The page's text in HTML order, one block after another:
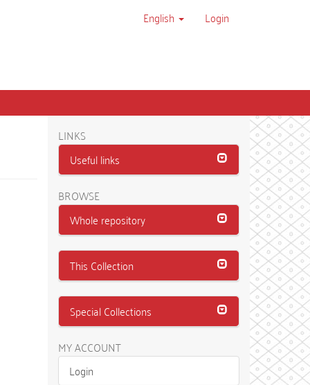
English Login
LINKS
Useful links
BROWSE
Whole repository
This Collection
Special Collections
MY ACCOUNT
Login